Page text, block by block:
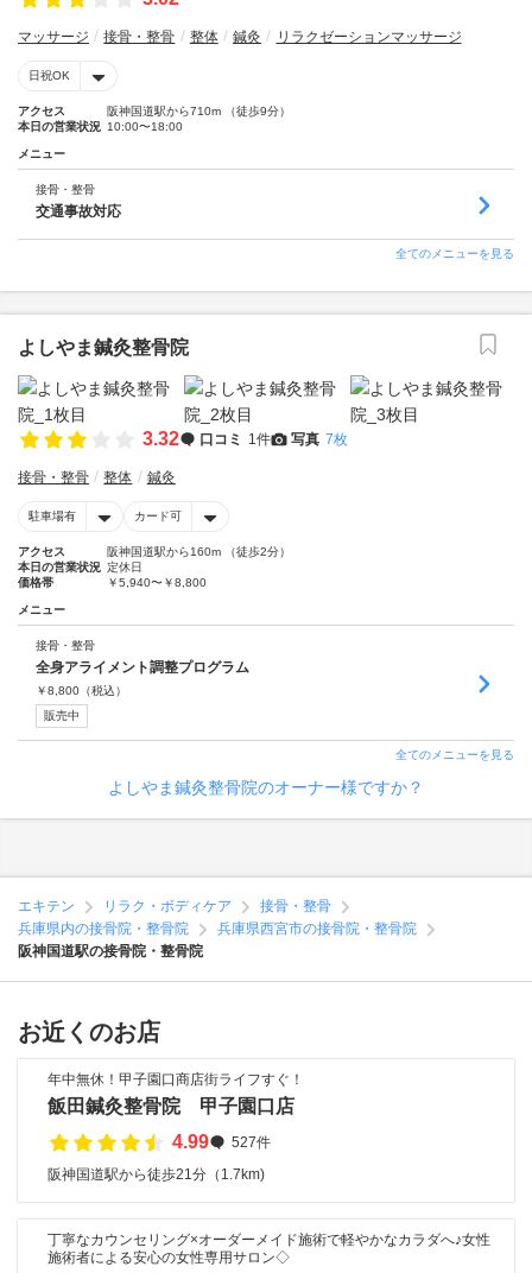
マッサージ 接骨・整骨 整体 鍼灸 リラクゼーションマッサージ
日祝OK
アクセス
阪神国道駅から710m （徒歩9分）
本日の営業状況 10:00〜18:00
メニュー
接骨・整骨
交通事故対応
全てのメニューを見る
よしやま鍼灸整骨院
3.32 口コミ 1件 写真 7枚
接骨・整骨 整体 鍼灸
駐車場有 カード可
アクセス
阪神国道駅から160m （徒歩2分）
本日の営業状況 定休日
価格帯
￥5,940〜￥8,800
メニュー
接骨・整骨
全身アライメント調整プログラム
￥8,800 （税込）
販売中
全てのメニューを見る
よしやま鍼灸整骨院のオーナー様ですか？
エキテン リラク・ボディケア
接骨・整骨
兵庫県内の接骨院・整骨院
兵庫県西宮市の接骨院・整骨院
阪神国道駅の接骨院・整骨院
お近くのお店
年中無休！甲子園口商店街ライフすぐ！
飯田鍼灸整骨院 甲子園口店
4.99
527件
阪神国道駅から徒歩21分（1.7km)
丁寧なカウンセリング×オーダーメイド施術で軽やかなカラダへ♪女性
施術者による安心の女性専用サロン◇